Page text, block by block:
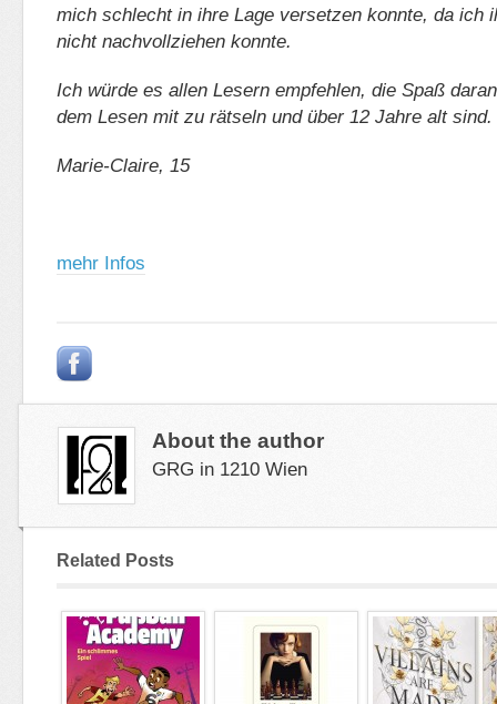
mich schlecht in ihre Lage versetzen konnte, da ich
nicht nachvollziehen konnte.
Ich würde es allen Lesern empfehlen, die Spaß
dem Lesen mit zu rätseln und über 12 Jahre alt sind.
Marie-Claire, 15
mehr Infos
About the author
GRG in 1210 Wien
Related Posts